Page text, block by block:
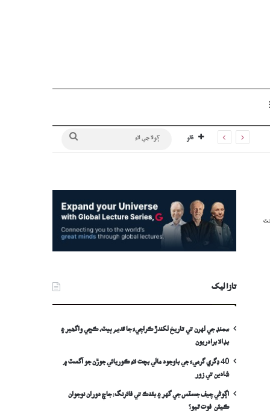
Sidebar
فالو ڳولا
تازا ليک
سمنڊ جي لهرن تي تاريخ لکندڙ ڪراچيءَ جا قديم ٻيٽ، ڪڇي واگھير ۽
بڊالا برادريون
40 ڊگري گرميءَ جي باوجود مالي بچت لاءِ ڪوريائي جوڙن جو آگسٽ ۾
شادين تي زور
اڳوڻي چيف جسٽس جي گهر ۽ بئنڪ تي فائرنگ: جاچ دوران نوجوان
ڪيئن فوت ٿيو؟